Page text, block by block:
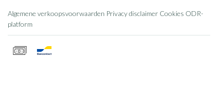
Algemene verkoopsvoorwaarden Privacy disclaimer Cookies ODR-
platform